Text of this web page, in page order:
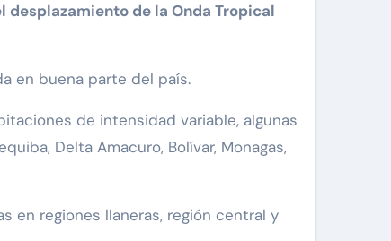
de la Onda Tropical
en buena parte del país.
de intensidad variable, algunas
Delta Amacuro, Bolívar, Monagas,
en regiones llaneras, región central y